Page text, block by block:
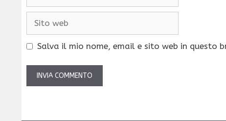
Salva il mio nome, email e sito web in questo